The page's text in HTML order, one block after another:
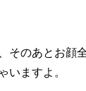
そのあとお顔
いますよ。